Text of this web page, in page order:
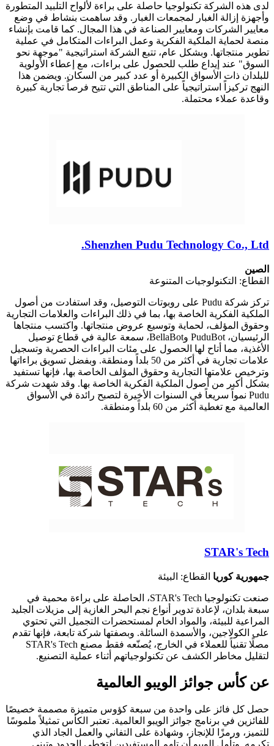
لدى هذه الشركة تكنولوجيا حاصلة على براءة لألواح التلبيد المتطورة
وأجهزة إزالة الغبار لمجمعات الغبار. وقد ساهمت بنشاط في وضع
معايير الشركات ومعايير الصناعة في هذا المجال. كما قامت بإنشاء
منصة لحماية الملكية الفكرية وعمل البراءات المتكامل في عملية
تطوير منتجاتها. وبشكل عام، تتبع الشركة استراتيجية "موجهة نحو
السوق" عند إيداع طلب للحصول على براءات، مع إعطاء الأولوية
للبلدان ذات الأسواق الكبيرة أو عدد كبير من السكان. ويضمن هذا
النهج تركيزاً استراتيجياً على المناطق التي تتيح فرصاً تجارية كبيرة
وقاعدة عملاء محتملة.
Shenzhen Pudu Technology Co., Ltd.
الصين
القطاع: التكنولوجيات المتنوعة
تركز شركة Pudu على روبوتات التوصيل، وقد استفادت من أصول
الملكية الفكرية الخاصة بها، بما في ذلك البراءات والعلامات التجارية
وحقوق المؤلف، لحماية وتوسيع عروض منتجاتها. واكتسب منتجاها
الرئيسيان، PuduBot وBellaBot، سمعة عالية في قطاع توصيل
الأغذية، مما أتاح لها الحصول على مئات البراءات الحصرية وتسجيل
علامات تجارية في أكثر من 50 بلداً ومنطقة. وبفضل تسويق براءاتها
وترخيص علامتها التجارية وحقوق المؤلف الخاصة بها، فإنها تستفيد
بشكل أكبر من أصول الملكية الفكرية الخاصة بها. وقد شهدت شركة
Pudu نمواً سريعاً في السنوات الأخيرة لتصبح رائدة في الأسواق
العالمية مع تغطية أكثر من 60 بلداً ومنطقة.
STAR's Tech
جمهورية كوريا القطاع: البيئة
صنعت تكنولوجيا STAR's Tech، الحاصلة على براءة محمية في
سبعة بلدان، لإعادة تدوير أنواع نجم البحر الغازية إلى مزيلات الجليد
المراعية للبيئة، والمواد الخام لمستحضرات التجميل التي تحتوي
على الكولاجين، والأسمدة السائلة. وبصفتها شركة تابعة، فإنها تقدم
مصلًا تقنياً للعملاء في الخارج، يُصنّعه فقط مصنع STAR's Tech
لتقليل مخاطر الكشف عن تكنولوجياتهم أثناء عملية التصنيع.
عن كأس جوائز الويبو العالمية
حصل كل فائز على واحدة من سبعة كؤوس متميزة مصممة خصيصًا
للفائزين في برنامج جوائز الويبو العالمية. تعتبر الكأس تمثيلاً ملموسًا
للتميز، ورمزًا للإنجاز، وشهادة على التفاني والعمل الجاد الذي
تكرمه. وتأمل الويبو أن تلهم المستفيدين لتخطي الحدود وتبني